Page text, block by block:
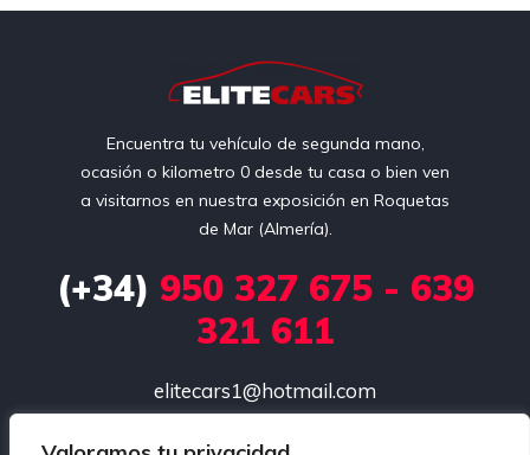
Encuentra tu vehículo de segunda mano,
ocasión o kilometro 0 desde tu casa o bien ven
a visitarnos en nuestra exposición en Roquetas
de Mar (Almería).
(+34) 950 327 675 - 639
321 611
elitecars1@hotmail.com
Carr de Alicún, 168, 04740 Roquetas de Mar, Almería